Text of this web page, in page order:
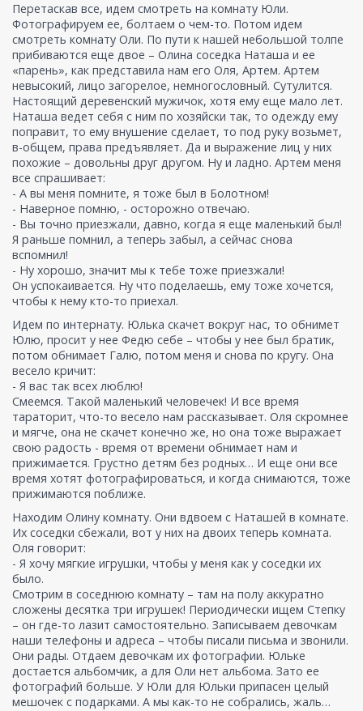
Перетаскав все, идем смотреть на комнату Юли.
Фотографируем ее, болтаем о чем-то. Потом идем
смотреть комнату Оли. По пути к нашей небольшой толпе
прибиваются еще двое – Олина соседка Наташа и ее
«парень», как представила нам его Оля, Артем. Артем
невысокий, лицо загорелое, немногословный. Сутулится.
Настоящий деревенский мужичок, хотя ему еще мало лет.
Наташа ведет себя с ним по хозяйски так, то одежду ему
поправит, то ему внушение сделает, то под руку возьмет,
в-общем, права предъявляет. Да и выражение лиц у них
похожие – довольны друг другом. Ну и ладно. Артем меня
все спрашивает:
- А вы меня помните, я тоже был в Болотном!
- Наверное помню, - осторожно отвечаю.
- Вы точно приезжали, давно, когда я еще маленький был!
Я раньше помнил, а теперь забыл, а сейчас снова
вспомнил!
- Ну хорошо, значит мы к тебе тоже приезжали!
Он успокаивается. Ну что поделаешь, ему тоже хочется,
чтобы к нему кто-то приехал.
Идем по интернату. Юлька скачет вокруг нас, то обнимет
Юлю, просит у нее Федю себе – чтобы у нее был братик,
потом обнимает Галю, потом меня и снова по кругу. Она
весело кричит:
- Я вас так всех люблю!
Смеемся. Такой маленький человечек! И все время
тараторит, что-то весело нам рассказывает. Оля скромнее
и мягче, она не скачет конечно же, но она тоже выражает
свою радость - время от времени обнимает нам и
прижимается. Грустно детям без родных… И еще они все
время хотят фотографироваться, и когда снимаются, тоже
прижимаются поближе.
Находим Олину комнату. Они вдвоем с Наташей в комнате.
Их соседки сбежали, вот у них на двоих теперь комната.
Оля говорит:
- Я хочу мягкие игрушки, чтобы у меня как у соседки их
было.
Смотрим в соседнюю комнату – там на полу аккуратно
сложены десятка три игрушек! Периодически ищем Степку
– он где-то лазит самостоятельно. Записываем девочкам
наши телефоны и адреса – чтобы писали письма и звонили.
Они рады. Отдаем девочкам их фотографии. Юльке
достается альбомчик, а для Оли нет альбома. Зато ее
фотографий больше. У Юли для Юльки припасен целый
мешочек с подарками. А мы как-то не собрались, жаль…